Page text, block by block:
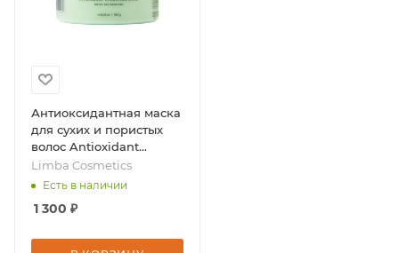
Антиоксидантная маска
для сухих и пористых
волос Antioxidant
Hydrating Mask, 245 г,
бренд - Limba
Limba Cosmetics
Есть в наличии
1 300 ₽